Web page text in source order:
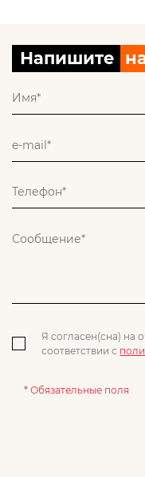
Напишите
Я согласен(сна) на
соответствии с
* Обязательные поля